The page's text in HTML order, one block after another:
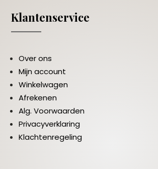
Klantenservice
Over ons
Mijn account
Winkelwagen
Afrekenen
Alg. Voorwaarden
Privacyverklaring
Klachtenregeling